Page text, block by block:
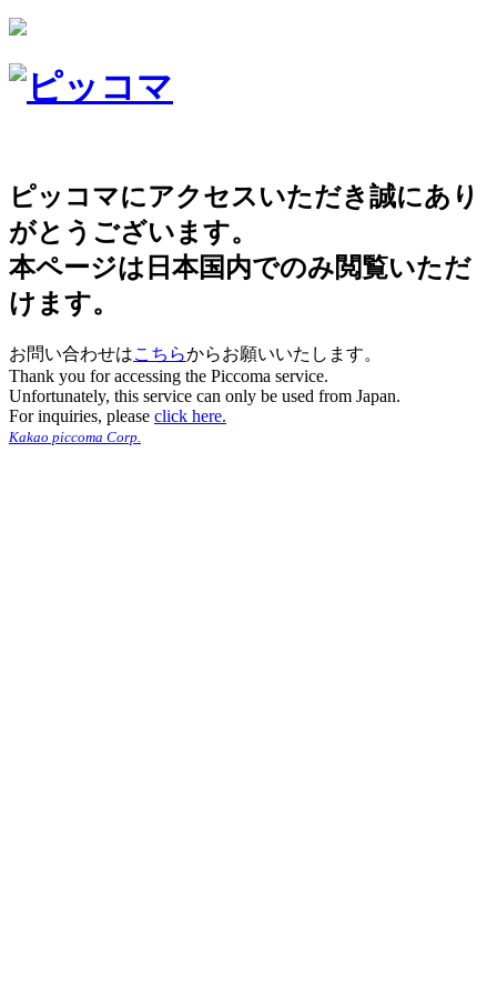
ピッコマにアクセスいただき誠にあり
がとうございます。
本ページは日本国内でのみ閲覧いただ
けます。
お問い合わせはこちらからお願いいたします。
Thank you for accessing the Piccoma service.
Unfortunately, this service can only be used from Japan.
For inquiries, please click here.
Kakao piccoma Corp.